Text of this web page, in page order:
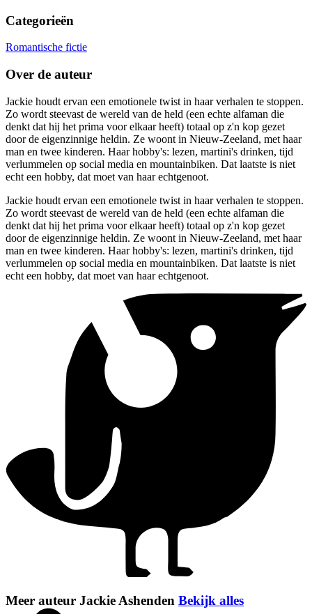
Categorieën
Romantische fictie
Over de auteur
Jackie houdt ervan een emotionele twist in haar verhalen te stoppen.
Zo wordt steevast de wereld van de held (een echte alfaman die
denkt dat hij het prima voor elkaar heeft) totaal op z'n kop gezet
door de eigenzinnige heldin. Ze woont in Nieuw-Zeeland, met haar
man en twee kinderen. Haar hobby's: lezen, martini's drinken, tijd
verlummelen op social media en mountainbiken. Dat laatste is niet
echt een hobby, dat moet van haar echtgenoot.
Jackie houdt ervan een emotionele twist in haar verhalen te stoppen.
Zo wordt steevast de wereld van de held (een echte alfaman die
denkt dat hij het prima voor elkaar heeft) totaal op z'n kop gezet
door de eigenzinnige heldin. Ze woont in Nieuw-Zeeland, met haar
man en twee kinderen. Haar hobby's: lezen, martini's drinken, tijd
verlummelen op social media en mountainbiken. Dat laatste is niet
echt een hobby, dat moet van haar echtgenoot.
Meer auteur Jackie Ashenden Bekijk alles